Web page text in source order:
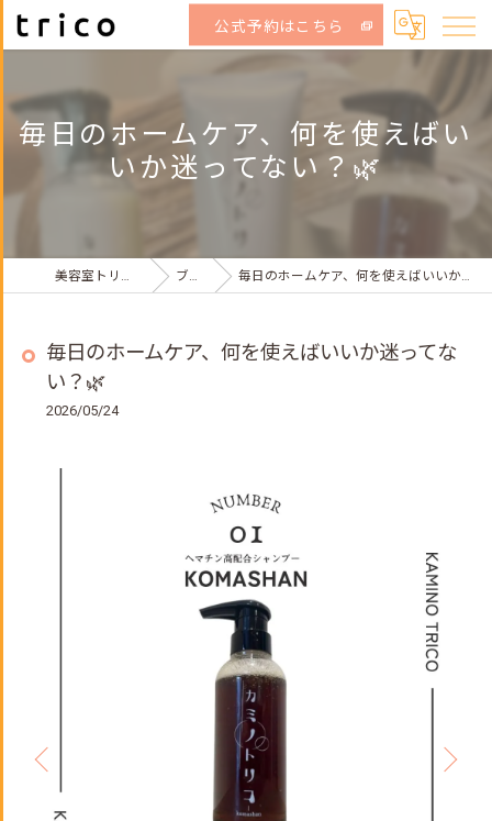
公式予約はこちら
毎日のホームケア、何を使えばい
いか迷ってない？🌿
美容室トリコ荻窪店 ブログ 毎日のホームケア、何を使えばいいか迷ってない？🌿
毎日のホームケア、何を使えばいいか迷ってな
い？🌿
2026/05/24